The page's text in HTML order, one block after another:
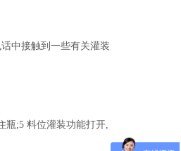
中接触到一些有关灌装
;5 料位灌装功能打开,